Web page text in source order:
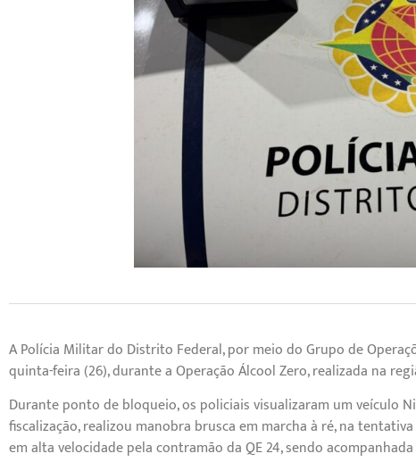
A Polícia Militar do Distrito Federal, por meio do Grupo de
quinta-feira (26), durante a Operação Álcool Zero, realizada na
Durante ponto de bloqueio, os policiais visualizaram um veículo
fiscalização, realizou manobra brusca em marcha à ré, na
em alta velocidade pela contramão da QE 24, sendo